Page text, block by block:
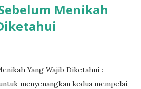
Menikah
Yang Wajib Diketahui :
menyenangkan kedua mempelai,